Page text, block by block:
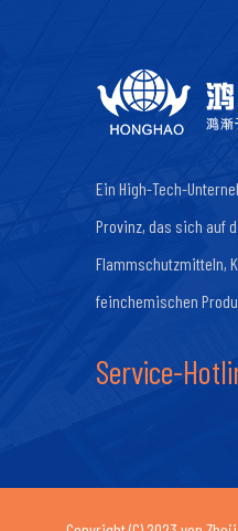
Ein High-Tech-
Provinz, das sich auf
Flammschutzmitteln,
feinchemischen
Service-